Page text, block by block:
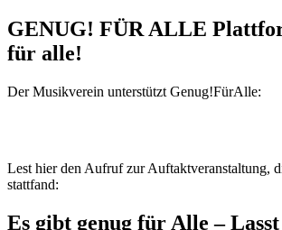
GENUG! FÜR ALLE
für alle!
Der Musikverein unterstützt Genug!FürAlle:
Lest hier den Aufruf zur Auftaktveranstaltung,
stattfand:
Es gibt genug für Alle – Lasst